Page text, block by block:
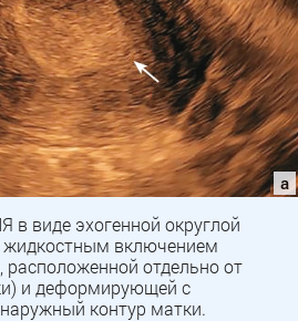
в виде эхогенной округлой
включением
расположенной отдельно от
и деформирующей с
контур матки.